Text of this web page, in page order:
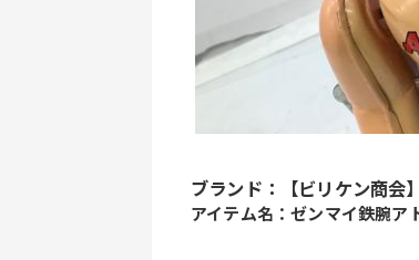
ブランド：【ビリケン商会
アイテム名：ゼンマイ鉄腕